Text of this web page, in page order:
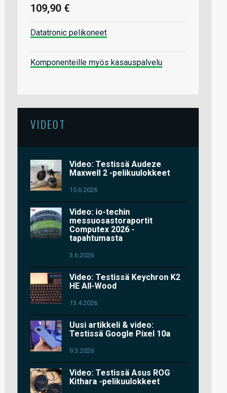
109,90 €
Datatronic pelikoneet
Komponenteille myös kasauspalvelu
VIDEOT
Video: Testissä Audeze
Maxwell 2 -pelikuulokkeet
15.6.2026
Video: io-techin
messuosastoraportit
Computex 2026 -
tapahtumasta
3.6.2026
Video: Testissä Keychron K2
HE All-Wood
13.4.2026
Uusi artikkeli & video:
Testissä Google Pixel 10a
9.3.2026
Video: Testissä Asus ROG
Kithara -pelikuulokkeet